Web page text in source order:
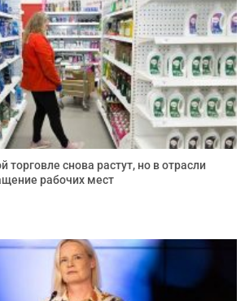
торговле снова растут, но в отрасли
рабочих мест